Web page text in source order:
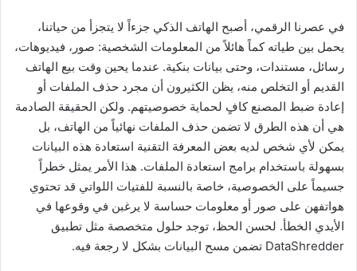
في عصرنا الرقمي، أصبح الهاتف الذكي جزءاً لا يتجزأ من حياتنا،
يحمل بين طياته كماً هائلاً من المعلومات الشخصية: صور، فيديوهات،
رسائل، مستندات، وحتى بيانات بنكية. عندما يحين وقت بيع الهاتف
القديم أو التخلص منه، يظن الكثيرون أن مجرد حذف الملفات أو
إعادة ضبط المصنع كافٍ لحماية خصوصيتهم. ولكن الحقيقة الصادمة
هي أن هذه الطرق لا تضمن حذف الملفات نهائياً من الهاتف، بل
يمكن لأي شخص لديه بعض المعرفة التقنية استعادة هذه البيانات
بسهولة باستخدام برامج استعادة الملفات. هذا الأمر يمثل خطراً
جسيماً على الخصوصية، خاصة بالنسبة للفتيات اللواتي قد تحتوي
هواتفهن على صور أو معلومات حساسة لا يرغبن في وقوعها في
الأيدي الخطأ. لحسن الحظ، توجد حلول متخصصة مثل تطبيق
DataShredder تضمن مسح البيانات بشكل لا رجعة فيه.